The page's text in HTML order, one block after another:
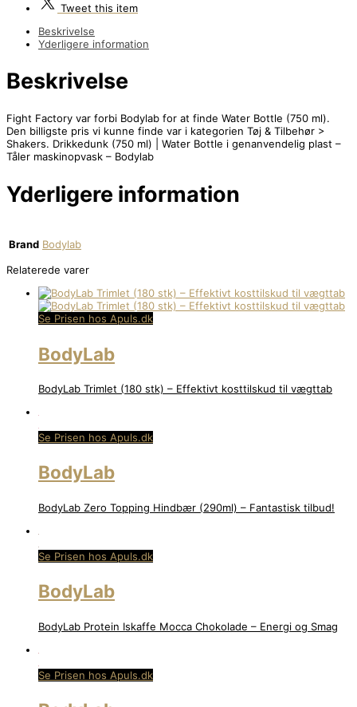
Tweet this item
Beskrivelse
Yderligere information
Beskrivelse
Fight Factory var forbi Bodylab for at finde Water Bottle (750 ml).
Den billigste pris vi kunne finde var i kategorien Tøj & Tilbehør >
Shakers. Drikkedunk (750 ml) | Water Bottle i genanvendelig plast –
Tåler maskinopvask – Bodylab
Yderligere information
Brand Bodylab
Relaterede varer
Se Prisen hos Apuls.dk
BodyLab
BodyLab Trimlet (180 stk) – Effektivt kosttilskud til vægttab
Se Prisen hos Apuls.dk
BodyLab
BodyLab Zero Topping Hindbær (290ml) – Fantastisk tilbud!
Se Prisen hos Apuls.dk
BodyLab
BodyLab Protein Iskaffe Mocca Chokolade – Energi og Smag
Se Prisen hos Apuls.dk